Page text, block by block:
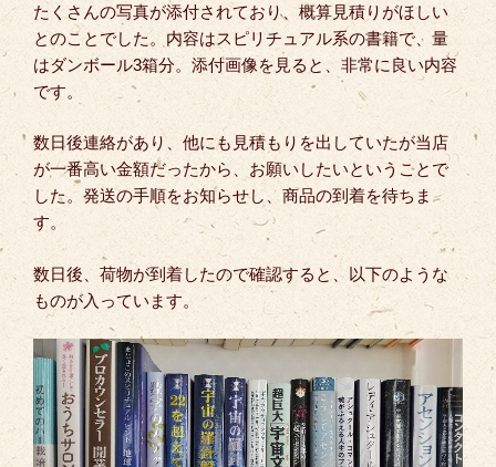
たくさんの写真が添付されており、概算見積りがほしい
とのことでした。内容はスピリチュアル系の書籍で、量
はダンボール3箱分。添付画像を見ると、非常に良い内容
です。
数日後連絡があり、他にも見積もりを出していたが当店
が一番高い金額だったから、お願いしたいということで
した。発送の手順をお知らせし、商品の到着を待ちま
す。
数日後、荷物が到着したので確認すると、以下のような
ものが入っています。